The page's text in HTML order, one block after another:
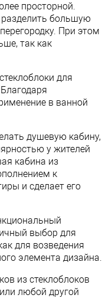
просторной.
большую
При этом
так как
для
в ванной
душевую кабину,
у жителей
кабина из
к
и сделает его
выбор для
для возведения
элемента дизайна.
из стеклоблоков
любой другой